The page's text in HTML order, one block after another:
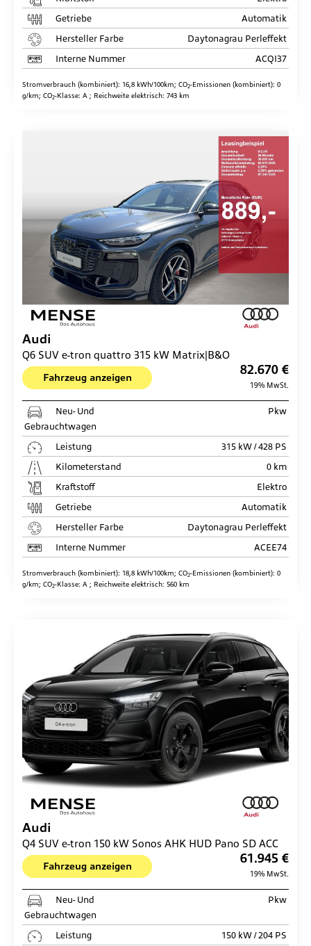
Getriebe
Automatik
Hersteller Farbe
Daytonagrau Perleffekt
Interne Nummer
ACQI37
Stromverbrauch (kombiniert): 16,8 kWh/100km; CO2-Emissionen (kombiniert): 0
g/km; CO2-Klasse: A ; Reichweite elektrisch: 743 km
Audi
Q6 SUV e-tron quattro 315 kW Matrix|B&O
Fahrzeug anzeigen
82.670 €
19% MwSt.
Neu- Und
Gebrauchtwagen
Pkw
Leistung
315 kW / 428 PS
Kilometerstand
0 km
Kraftstoff
Elektro
Getriebe
Automatik
Hersteller Farbe
Daytonagrau Perleffekt
Interne Nummer
ACEE74
Stromverbrauch (kombiniert): 18,8 kWh/100km; CO2-Emissionen (kombiniert): 0
g/km; CO2-Klasse: A ; Reichweite elektrisch: 560 km
Audi
Q4 SUV e-tron 150 kW Sonos AHK HUD Pano SD ACC
Fahrzeug anzeigen
61.945 €
19% MwSt.
Neu- Und
Gebrauchtwagen
Pkw
Leistung
150 kW / 204 PS